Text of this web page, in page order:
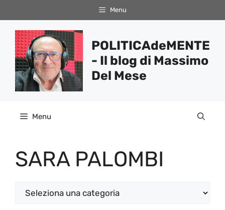
al
contenuto
Menu
POLITICAdeMENTE
- Il blog di Massimo
Del Mese
Menu
SARA PALOMBI
Categorie